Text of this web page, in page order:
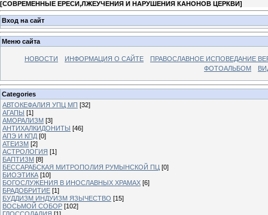
[СОВРЕМЕННЫЕ ЕРЕСИ,ЛЖЕУЧЕНИЯ И НАРУШЕНИЯ КАНОНОВ ЦЕРКВИ]
Вход на сайт
Меню сайта
НОВОСТИ ИНФОРМАЦИЯ О САЙТЕ
ПРАВОСЛАВНОЕ ИСПОВЕДАНИЕ
ФОТОАЛЬБОМ
Categories
АВТОКЕФАЛИЯ УПЦ МП [32]
АГАПЫ [1]
АМОРАЛИЗМ [3]
АНТИХАЛКИДОНИТЫ [46]
АПЭ И КПД [0]
АТЕИЗМ [2]
АСТРОЛОГИЯ [1]
БАПТИЗМ [8]
БЕССАРАБСКАЯ МИТРОПОЛИЯ РУМЫНСКОЙ ПЦ [0]
БИОЭТИКА [10]
БОГОСЛУЖЕНИЯ В ИНОСЛАВНЫХ ХРАМАХ [6]
БРАДОБРИТИЕ [1]
БУДДИЗМ ИНДУИЗМ ЯЗЫЧЕСТВО [15]
ВОСЬМОЙ СОБОР [102]